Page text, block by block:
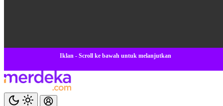
Iklan - Scroll ke bawah untuk melanjutkan